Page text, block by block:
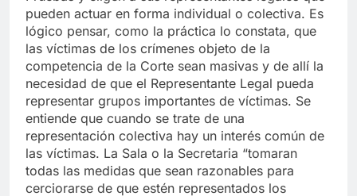
pueden actuar en forma individual o colectiva. Es
lógico pensar, como la práctica lo constata, que
las víctimas de los crímenes objeto de la
competencia de la Corte sean masivas y de allí la
necesidad de que el Representante Legal pueda
representar grupos importantes de víctimas. Se
entiende que cuando se trate de una
representación colectiva hay un interés común de
las víctimas. La Sala o la Secretaria “tomaran
todas las medidas que sean razonables para
cerciorarse de que estén representados los